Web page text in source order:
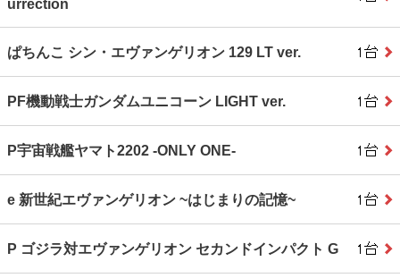
urrection
ぱちんこ シン・エヴァンゲリオン 129 LT ver.
PF機動戦士ガンダムユニコーン LIGHT ver.
P宇宙戦艦ヤマト2202 ‐ONLY ONE‐
e 新世紀エヴァンゲリオン ~はじまりの記憶~
P ゴジラ対エヴァンゲリオン セカンドインパクト G